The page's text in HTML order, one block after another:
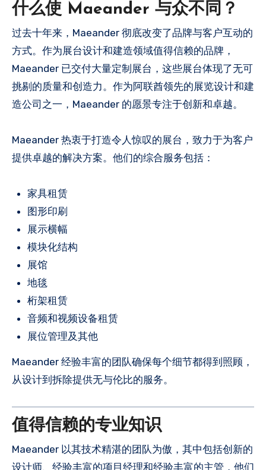
什么使 Maeander 与众不同？
过去十年来，Maeander 彻底改变了品牌与客户互动的
方式。作为展台设计和建造领域值得信赖的品牌，
Maeander 已交付大量定制展台，这些展台体现了无可
挑剔的质量和创造力。作为阿联酋领先的展览设计和建
造公司之一，Maeander 的愿景专注于创新和卓越。
Maeander 热衷于打造令人惊叹的展台，致力于为客户
提供卓越的解决方案。他们的综合服务包括：
家具租赁
图形印刷
展示横幅
模块化结构
展馆
地毯
桁架租赁
音频和视频设备租赁
展位管理及其他
Maeander 经验丰富的团队确保每个细节都得到照顾，
从设计到拆除提供无与伦比的服务。
值得信赖的专业知识
Maeander 以其技术精湛的团队为傲，其中包括创新的
设计师、经验丰富的项目经理和经验丰富的主管，他们